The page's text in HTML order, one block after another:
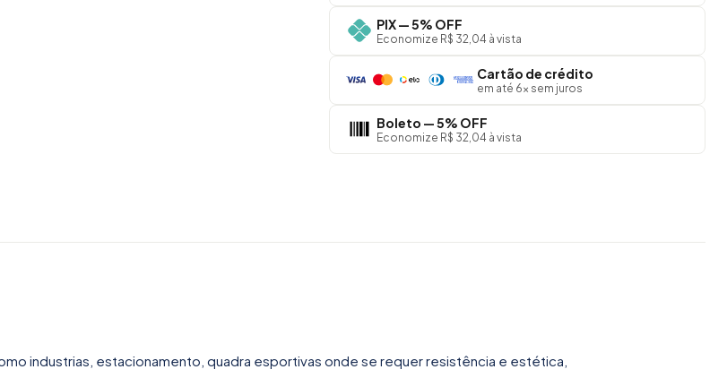
PIX — 5% OFF
Economize R$ 32,04 à vista
Cartão de crédito
em até 6× sem juros
Boleto — 5% OFF
Economize R$ 32,04 à vista
industrias, estacionamento, quadra esportivas onde se requer resistência e estética,